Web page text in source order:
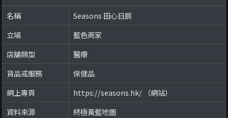
名稱
Seasons 田心日辰
立場
藍色商家
店舖類型
醫療
貨品或服務
保健品
網上專頁
https://seasons.hk/ （網站）
資料來源
終極黃藍地圖